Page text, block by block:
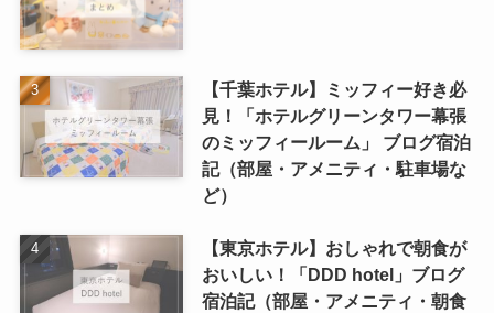
【千葉ホテル】ミッフィー好き必
見！「ホテルグリーンタワー幕張
のミッフィールーム」 ブログ宿泊
記（部屋・アメニティ・駐車場な
ど）
【東京ホテル】おしゃれで朝食が
おいしい！「DDD hotel」ブログ
宿泊記（部屋・アメニティ・朝食